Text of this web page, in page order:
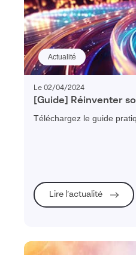
Actualité
Le 02/04/2024
[Guide] Réinventer
industrielle en 2025
Téléchargez le guide
Lire l’actualité